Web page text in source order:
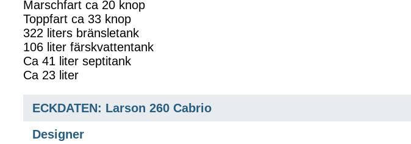
Marschfart ca 20 knop
Toppfart ca 33 knop
322 liters bränsletank
106 liter färskvattentank
Ca 41 liter septitank
Ca 23 liter
ECKDATEN: Larson 260 Cabrio
Designer